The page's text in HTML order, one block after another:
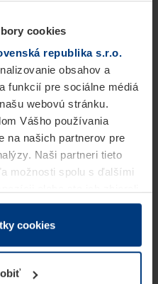
cookies
republika s.r.o.
obsahov a
funkcií pre sociálne médiá
webovú stránku.
Vášho používania
na našich partnerov pre
Naši partneri tieto
možnosti spolu s ďalšími
cookies ukladať na Vašom
ostatné typy cookie
povolenie môžete
cookies